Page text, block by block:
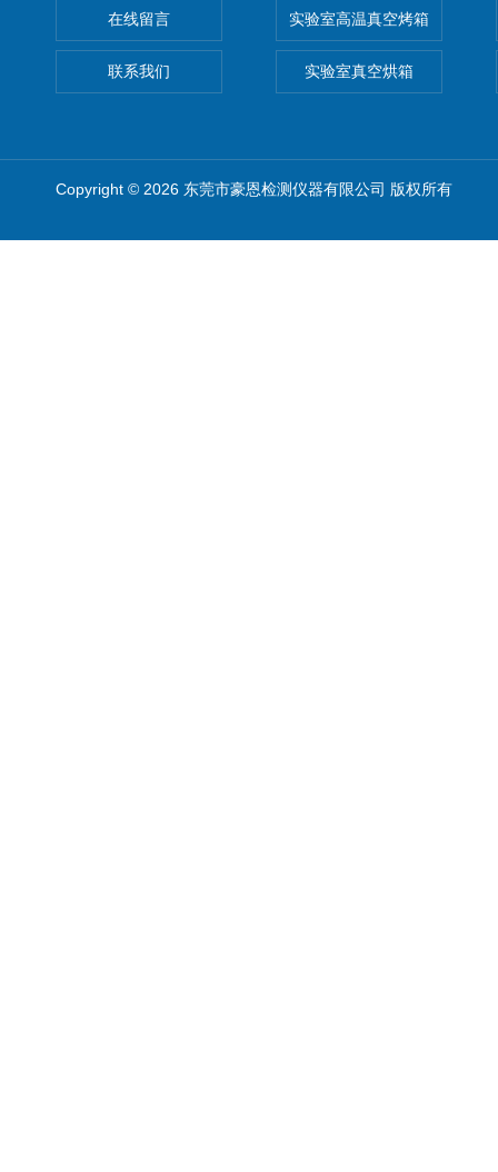
在线留言
联系我们
实验室高温真空烤箱
实验室真空烘箱
Copyright © 2026 东莞市豪恩检测仪器有限公司 版权所有